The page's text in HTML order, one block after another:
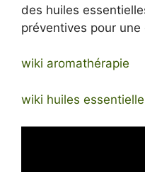
des huiles
préventives pour
wiki aromathérapie
wiki huiles